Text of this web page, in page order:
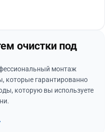
очистки под
монтаж
которые гарантированно
которую вы используете